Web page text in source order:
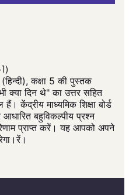
कक्षा 5 की पुस्तक
क्या दिन थे" का उत्तर सहित
केंद्रीय माध्यमिक शिक्षा बोर्ड
बहुविकल्पीय प्रश्न
प्राप्त करें। यह आपको अपने